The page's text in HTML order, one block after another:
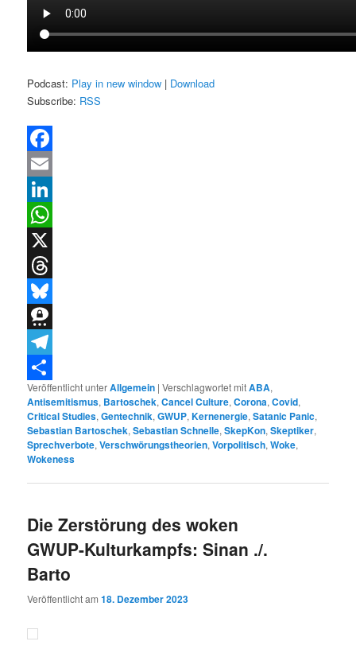
Podcast: Play in new window | Download
Subscribe: RSS
Facebook
Email
LinkedIn
WhatsApp
X
Threads
Bluesky
Threema
Telegram
Teilen
Veröffentlicht unterAllgemein |Verschlagwortet mitABA,
Antisemitismus, Bartoschek,Cancel Culture,Corona,Covid,
Critical Studies,Gentechnik,GWUP,Kernenergie,Satanic Panic,
Sebastian Bartoschek,Sebastian Schnelle,SkepKon,Skeptiker,
Sprechverbote,Verschwörungstheorien,Vorpolitisch,Woke,
Wokeness
Die Zerstörung des woken
GWUP-Kulturkampfs: Sinan ./.
Barto
Veröffentlicht am18. Dezember 2023